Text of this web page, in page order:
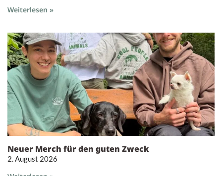
Weiterlesen »
Neuer Merch für den guten Zweck
2. August 2026